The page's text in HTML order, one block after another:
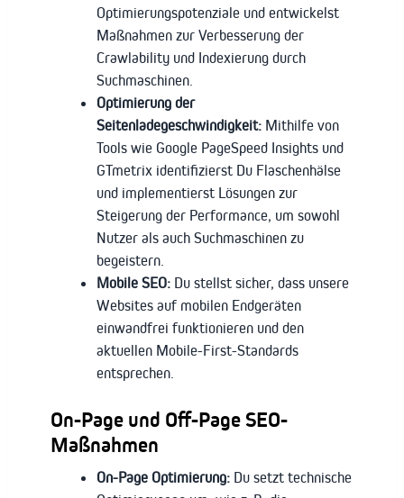
Optimierungspotenziale und entwickelst
Maßnahmen zur Verbesserung der
Crawlability und Indexierung durch
Suchmaschinen.
Optimierung der
Seitenladegeschwindigkeit: Mithilfe von
Tools wie Google PageSpeed Insights und
GTmetrix identifizierst Du Flaschenhälse
und implementierst Lösungen zur
Steigerung der Performance, um sowohl
Nutzer als auch Suchmaschinen zu
begeistern.
Mobile SEO: Du stellst sicher, dass unsere
Websites auf mobilen Endgeräten
einwandfrei funktionieren und den
aktuellen Mobile-First-Standards
entsprechen.
On-Page und Off-Page SEO-
Maßnahmen
On-Page Optimierung: Du setzt technische